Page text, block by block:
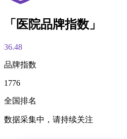
「医院品牌指数」
36.48
品牌指数
1776
全国排名
数据采集中，请持续关注